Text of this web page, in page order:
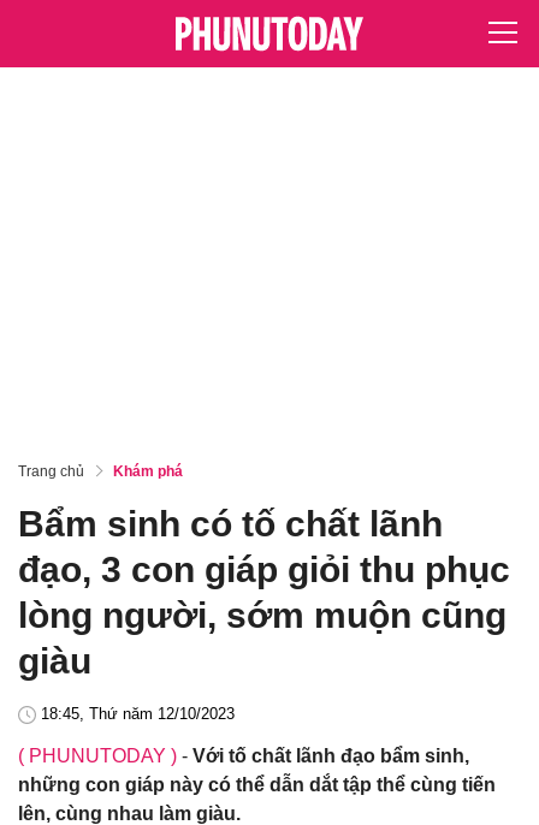
Trang chủ Khám phá
Bẩm sinh có tố chất lãnh
đạo, 3 con giáp giỏi thu phục
lòng người, sớm muộn cũng
giàu
18:45, Thứ năm 12/10/2023
( PHUNUTODAY ) - Với tố chất lãnh đạo bẩm sinh,
những con giáp này có thể dẫn dắt tập thể cùng tiến
lên, cùng nhau làm giàu.